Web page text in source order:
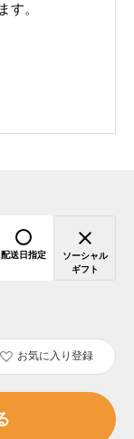
す。
配送日指定
ソーシャル
ギフト
お気に入り登録